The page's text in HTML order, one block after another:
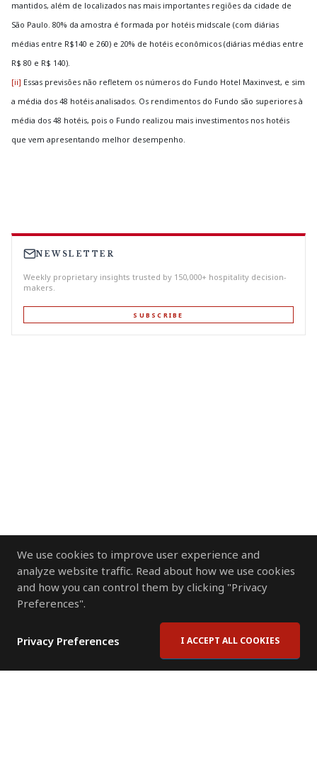
We use cookies to improve user experience and
analyze website traffic. Read about how we use cookies
and how you can control them by clicking "Privacy
Preferences".
Privacy Preferences I ACCEPT ALL COOKIES
mantidos, além de localizados nas mais importantes regiões da cidade de
São Paulo. 80% da amostra é formada por hotéis midscale (com diárias
médias entre R$140 e 260) e 20% de hotéis econômicos (diárias médias entre
R$ 80 e R$ 140).
[ii] Essas previsões não refletem os números do Fundo Hotel Maxinvest, e sim
a média dos 48 hotéis analisados. Os rendimentos do Fundo são superiores à
média dos 48 hotéis, pois o Fundo realizou mais investimentos nos hotéis
que vem apresentando melhor desempenho.
NEWSLETTER
Weekly proprietary insights trusted by 150,000+ hospitality decision-
makers.
SUBSCRIBE